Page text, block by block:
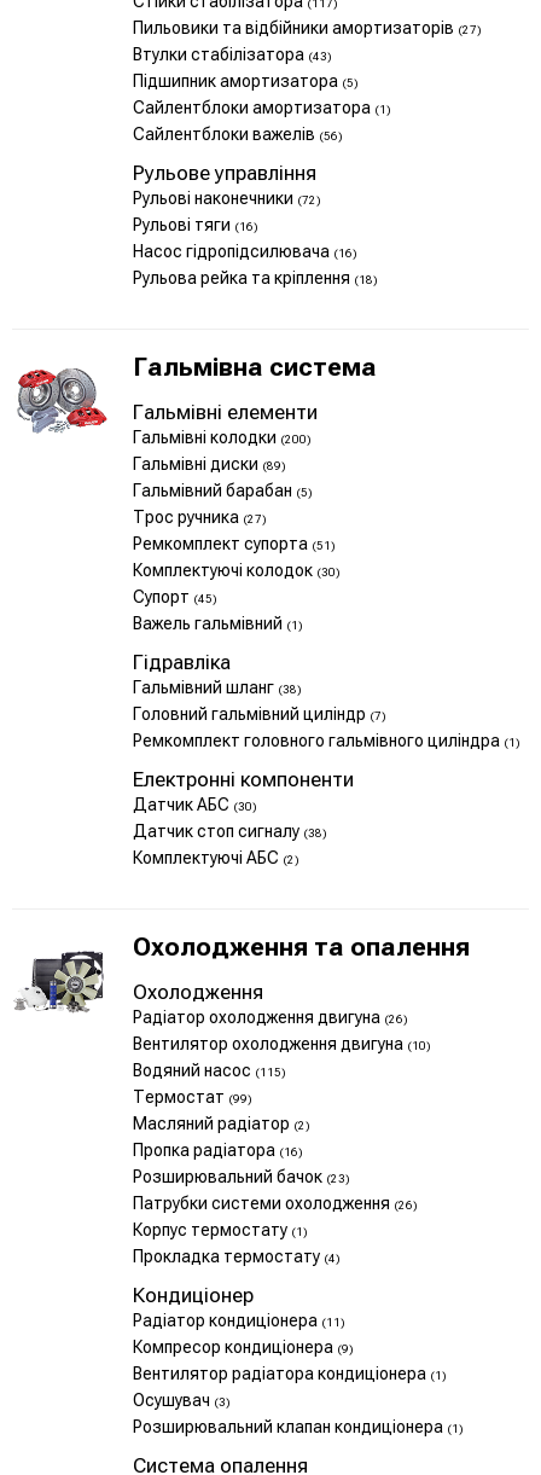
(117)
Пильовики та відбійники амортизаторів (27)
Втулки стабілізатора (43)
Підшипник амортизатора (5)
Сайлентблоки амортизатора (1)
Сайлентблоки важелів (56)
Рульове управління
Рульові наконечники (72)
Рульові тяги (16)
Насос гідропідсилювача (16)
Рульова рейка та кріплення (18)
Гальмівна система
Гальмівні елементи
Гальмівні колодки (200)
Гальмівні диски (89)
Гальмівний барабан (5)
Трос ручника (27)
Ремкомплект супорта (51)
Комплектуючі колодок (30)
Супорт (45)
Важель гальмівний (1)
Гідравліка
Гальмівний шланг (38)
Головний гальмівний циліндр (7)
Ремкомплект головного гальмівного циліндра (1)
Електронні компоненти
Датчик АБС (30)
Датчик стоп сигналу (38)
Комплектуючі АБС (2)
Охолодження та опалення
Охолодження
Радіатор охолодження двигуна (26)
Вентилятор охолодження двигуна (10)
Водяний насос (115)
Термостат (99)
Масляний радіатор (2)
Пропка радіатора (16)
Розширювальний бачок (23)
Патрубки системи охолодження (26)
Корпус термостату (1)
Прокладка термостату (4)
Кондиціонер
Радіатор кондиціонера (11)
Компресор кондиціонера (9)
Вентилятор радіатора кондиціонера (1)
Осушувач (3)
Розширювальний клапан кондиціонера (1)
Система опалення